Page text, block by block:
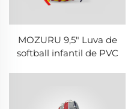
MOZURU 9,5" Luva de
softball infantil de PVC